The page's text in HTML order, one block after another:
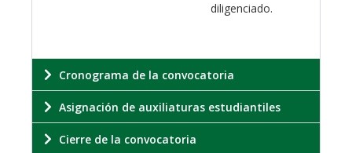
diligenciado.
Cronograma de la convocatoria
Asignación de auxiliaturas estudiantiles
Cierre de la convocatoria